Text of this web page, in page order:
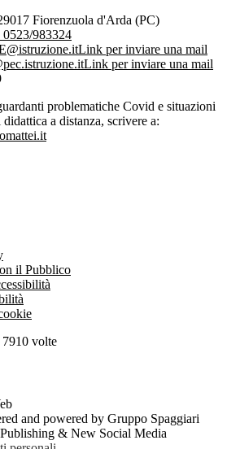
Fiorenzuola d'Arda (PC)
983324
Link per inviare una mail
Link per inviare una mail
problematiche Covid e situazioni
a distanza, scrivere a:
il Pubblico
7910 volte
and powered by Gruppo Spaggiari
& New Social Media